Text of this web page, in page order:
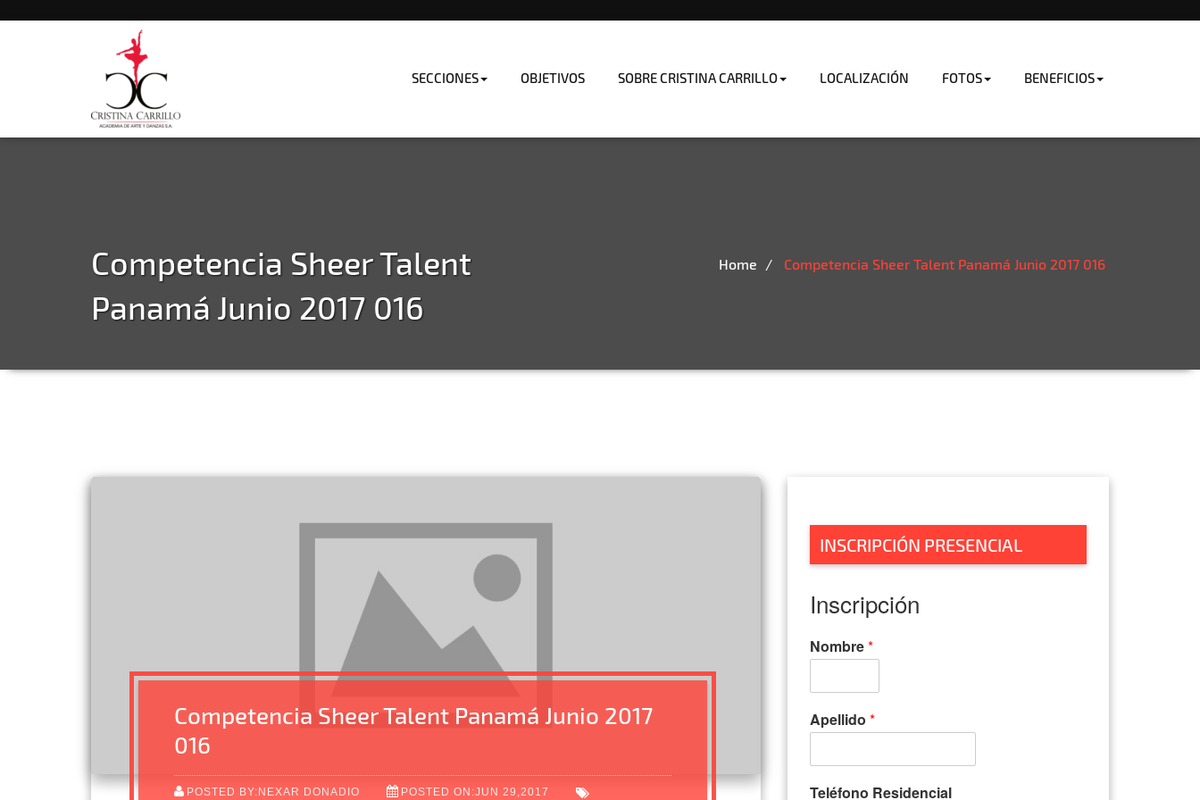
SECCIONES OBJETIVOS SOBRE CRISTINA CARRILLO LOCALIZACIÓN FOTOS BENEFICIOS
Competencia Sheer Talent
Panamá Junio 2017 016
Home Competencia Sheer Talent Panamá Junio 2017 016
Competencia Sheer Talent Panamá Junio 2017
016
POSTED BY:NEXAR DONADIO POSTED ON:JUN 29,2017
INSCRIPCIÓN PRESENCIAL
Inscripción
Nombre*
Apellido *
Teléfono Residencial